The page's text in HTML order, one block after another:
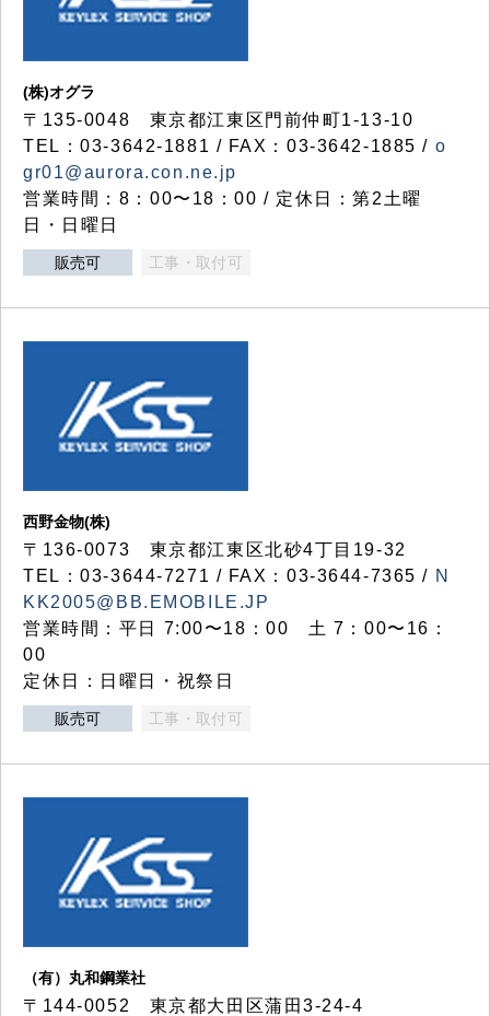
(株)オグラ
〒135-0048 東京都江東区門前仲町1-13-10
TEL：03-3642-1881 / FAX：03-3642-1885 / o
gr01@aurora.con.ne.jp
営業時間：8：00〜18：00 / 定休日：第2土曜
日・日曜日
販売可 工事・取付可
西野金物(株)
〒136-0073 東京都江東区北砂4丁目19-32
TEL：03‐3644‐7271 / FAX：03-3644-7365 / N
KK2005@BB.EMOBILE.JP
営業時間：平日 7:00〜18：00 土 7：00〜16：
00
定休日：日曜日・祝祭日
販売可 工事・取付可
（有）丸和鋼業社
〒144-0052 東京都大田区蒲田3-24-4